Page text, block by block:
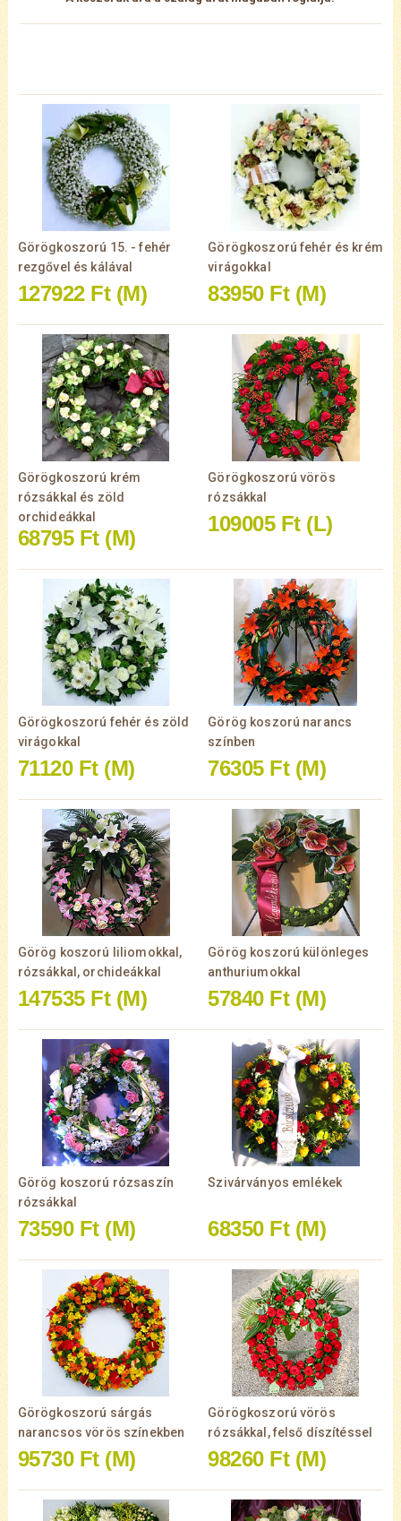
Görögkoszorú 15. - fehér
rezgővel és kálával
127922 Ft (M)
Görögkoszorú fehér és krém
virágokkal
83950 Ft (M)
Görögkoszorú krém
rózsákkal és zöld
orchideákkal
68795 Ft (M)
Görögkoszorú vörös
rózsákkal
109005 Ft (L)
Görögkoszorú fehér és zöld
virágokkal
71120 Ft (M)
Görög koszorú narancs
színben
76305 Ft (M)
Görög koszorú liliomokkal,
rózsákkal, orchideákkal
147535 Ft (M)
Görög koszorú különleges
anthuriumokkal
57840 Ft (M)
Görög koszorú rózsaszín
rózsákkal
73590 Ft (M)
Szivárványos emlékek
68350 Ft (M)
Görögkoszorú sárgás
narancsos vörös színekben
95730 Ft (M)
Görögkoszorú vörös
rózsákkal, felső díszítéssel
98260 Ft (M)